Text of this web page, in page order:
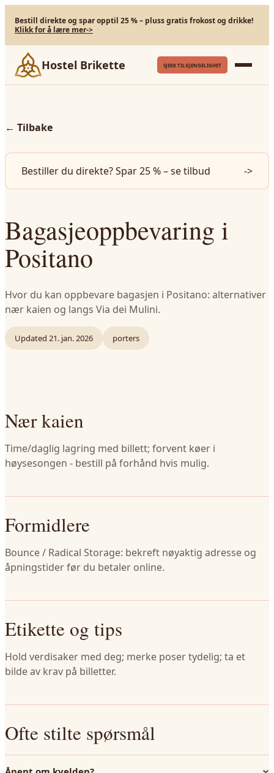
Bestill direkte og spar opptil 25 % – pluss gratis frokost og drikke!
Klikk for å lære mer->
Hostel Brikette SJEKK TILGJENGELIGHET
← Tilbake
Bestiller du direkte? Spar 25 % – se tilbud ->
Bagasjeoppbevaring i
Positano
Hvor du kan oppbevare bagasjen i Positano: alternativer
nær kaien og langs Via dei Mulini.
Updated 21. jan. 2026 porters
Nær kaien
Time/daglig lagring med billett; forvent køer i
høysesongen - bestill på forhånd hvis mulig.
Formidlere
Bounce / Radical Storage: bekreft nøyaktig adresse og
åpningstider før du betaler online.
Etikette og tips
Hold verdisaker med deg; merke poser tydelig; ta et
bilde av krav på billetter.
Ofte stilte spørsmål